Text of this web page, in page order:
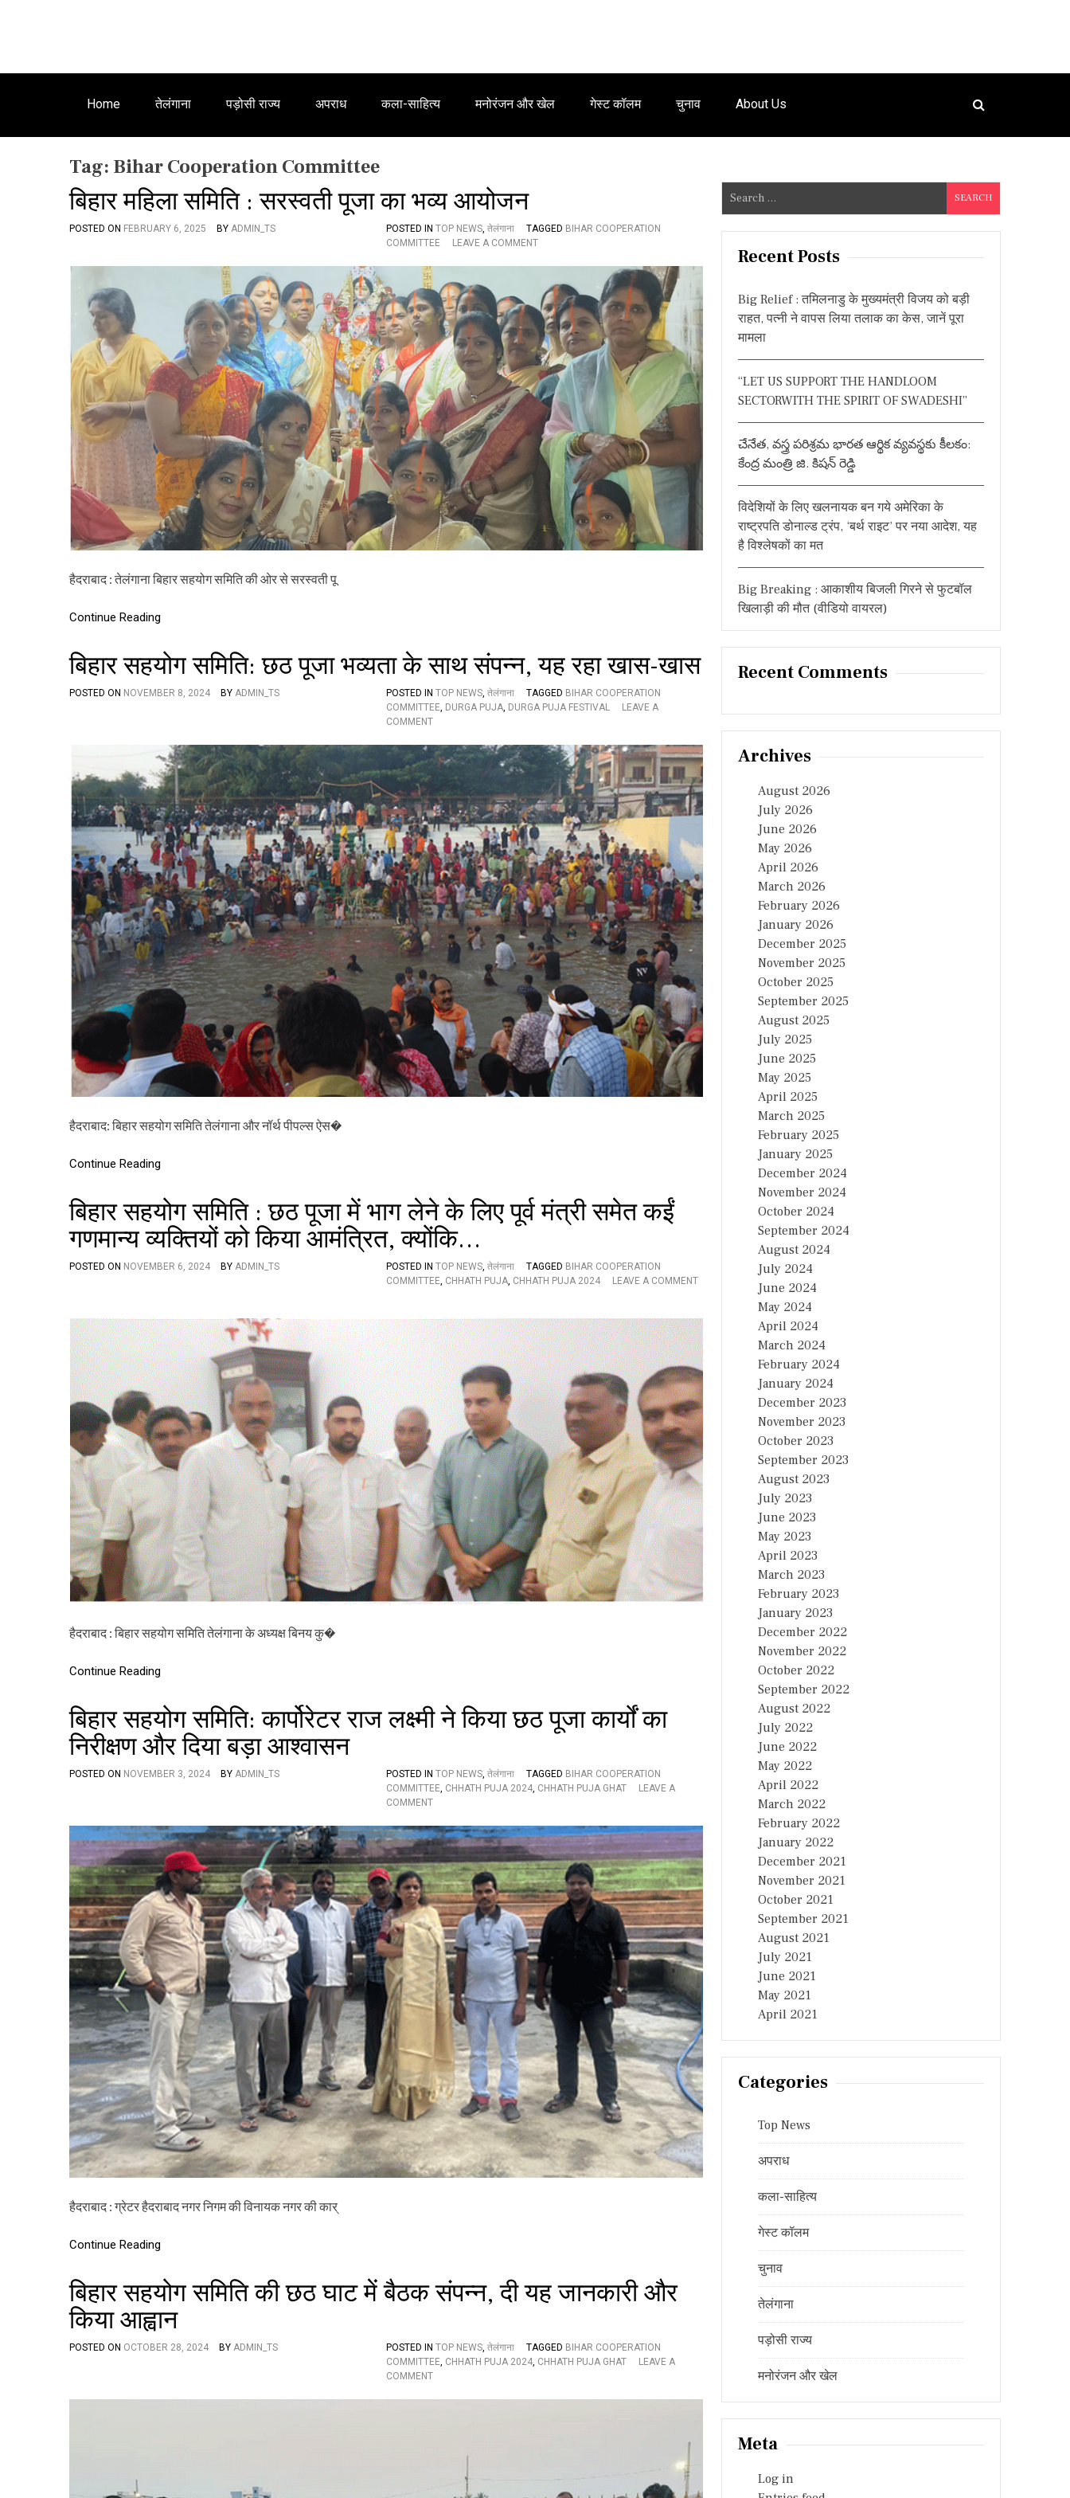
Home तेलंगाना पड़ोसी राज्य अपराध कला-साहित्य मनोरंजन और खेल गेस्ट कॉलम चुनाव About Us
Tag: Bihar Cooperation Committee
बिहार महिला समिति : सरस्वती पूजा का भव्य आयोजन
POSTED ON FEBRUARY 6, 2025 BY ADMIN_TS POSTED IN TOP NEWS, तेलंगाना TAGGED BIHAR COOPERATION
COMMITTEE
LEAVE A COMMENTO
र
म
हि
ला
स
मि
ति
:
स
स्व
ती
व्य
हैदराबाद : तेलंगाना बिहार सहयोग समिति की ओर से सरस्वती पू
Continue Reading
बिहार सहयोग समिति: छठ पूजा भव्यता के साथ संपन्न, यह रहा खास-खास
POSTED ON NOVEMBER 8, 2024 BY ADMIN_TS POSTED IN TOP NEWS, तेलंगाना TAGGED BIHAR COOPERATION
COMMITTEE DURGA PUJA, DURGA PUJA FESTIVAL
LEAVE A
COMMENTO
बि
हा
ह
यो
ग
स
मि
ति
:
छ
ठ
पू
जा
व्य
ता
के
सा
थ
प
न्न
,
खा
स
हैदराबाद: बिहार सहयोग समिति तेलंगाना और नॉर्थ पीपल्स ऐस�
Continue Reading
बिहार सहयोग समिति : छठ पूजा में भाग लेने के लिए पूर्व मंत्री समेत कईं
गणमान्य व्यक्तियों को किया आमंत्रित, क्योंकि…
POSTED ON NOVEMBER 6, 2024 BY ADMIN_TS POSTED IN TOP NEWS, तेलंगाना TAGGED BIHAR COOPERATION
COMMITTEE CHHATH PUJA, CHHATH PUJA 2024
LEAVE A COMMENT
बि
हा
र
स
ह
यो
ग
स
मि
ति
:
छ
ठ
पू
जा
में
भा
ग
ले
ने
स
मे
न्य
व्य
क्ति
यों
को
कि
या
आ
मं
त्रि
त
,
क्यों
कि
…
हैदराबाद : बिहार सहयोग समिति तेलंगाना के अध्यक्ष बिनय कु�
Continue Reading
बिहार सहयोग समिति: कार्पोरेटर राज लक्ष्मी ने किया छठ पूजा कार्यों का
निरीक्षण और दिया बड़ा आश्वासन
POSTED ON NOVEMBER 3, 2024 BY ADMIN_TS POSTED IN TOP NEWS, तेलंगाना TAGGED BIHAR COOPERATION
COMMITTEE, CHHATH PUJA 2024, CHHATH PUJA GHAT
LEAVE A
COMMENTO
बि
हा
र
स
ह
यो
ग
स
मि
ति
:
का
र्पो
रा
ज
ल
क्ष्मी
ने
कि
या
ठ
क्ष
दि
या
ब
हैदराबाद : ग्रेटर हैदराबाद नगर निगम की विनायक नगर की कार्
Continue Reading
बिहार सहयोग समिति की छठ घाट में बैठक संपन्न, दी यह जानकारी और
किया आह्वान
POSTED ON OCTOBER 28, 2024 BY ADMIN_TS POSTED IN TOP NEWS, तेलंगाना TAGGED BIHAR COOPERATION
COMMITTEE, CHHATH PUJA 2024, CHHATH PUJA GHAT
LEAVE A
COMMENTO
e
a
Recent Posts
Big Relief : तमिलनाडु के मुख्यमंत्री विजय को बड़ी
राहत, पत्नी ने वापस लिया तलाक का केस, जानें पूरा
मामला
“LET US SUPPORT THE HANDLOOM
SECTORWITH THE SPIRIT OF SWADESHI”
చేనేత, వస్త్ర పరిశ్రమ భారత ఆర్థిక వ్యవస్థకు కీలకం:
కేంద్ర మంత్రి జి. కిషన్ రెడ్డి
विदेशियों के लिए खलनायक बन गये अमेरिका के
राष्ट्रपति डोनाल्ड ट्रंप, ‘बर्थ राइट’ पर नया आदेश, यह
है विश्लेषकों का मत
Big Breaking : आकाशीय बिजली गिरने से फुटबॉल
खिलाड़ी की मौत (वीडियो वायरल)
Recent Comments
Archives
August 2026
July 2026
June 2026
May 2026
April 2026
March 2026
February 2026
January 2026
December 2025
November 2025
October 2025
September 2025
August 2025
July 2025
June 2025
May 2025
April 2025
March 2025
February 2025
January 2025
December 2024
November 2024
October 2024
September 2024
August 2024
July 2024
June 2024
May 2024
April 2024
March 2024
February 2024
January 2024
December 2023
November 2023
October 2023
September 2023
August 2023
July 2023
June 2023
May 2023
April 2023
March 2023
February 2023
January 2023
December 2022
November 2022
October 2022
September 2022
August 2022
July 2022
June 2022
May 2022
April 2022
March 2022
February 2022
January 2022
December 2021
November 2021
October 2021
September 2021
August 2021
July 2021
June 2021
May 2021
April 2021
Categories
Top News
अपराध
कला-साहित्य
गेस्ट कॉलम
चुनाव
तेलंगाना
पड़ोसी राज्य
मनोरंजन और खेल
Meta
Log in